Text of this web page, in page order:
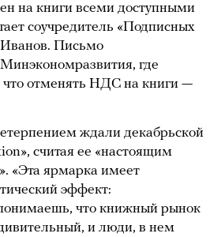
на книги всеми доступными
соучредитель «Подписных
Письмо
где
что отменять НДС на книги —
ждали декабрьской
считая ее «настоящим
«Эта ярмарка имеет
эффект:
что книжный рынок
и люди, в нем